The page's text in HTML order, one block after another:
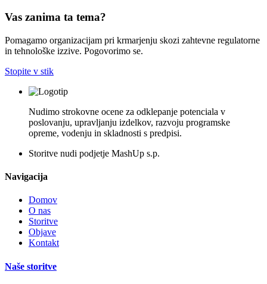
Vas zanima ta tema?
Pomagamo organizacijam pri krmarjenju skozi zahtevne regulatorne
in tehnološke izzive. Pogovorimo se.
Stopite v stik
Nudimo strokovne ocene za odklepanje potenciala v
poslovanju, upravljanju izdelkov, razvoju programske
opreme, vodenju in skladnosti s predpisi.
Storitve nudi podjetje MashUp s.p.
Navigacija
Domov
O nas
Storitve
Objave
Kontakt
Naše storitve